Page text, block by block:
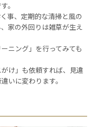
。
事、定期的な清掃と風の
家の外回りは雑草が生え
ニング」を行ってみても
け」も依頼すれば、見違
いに変わります。